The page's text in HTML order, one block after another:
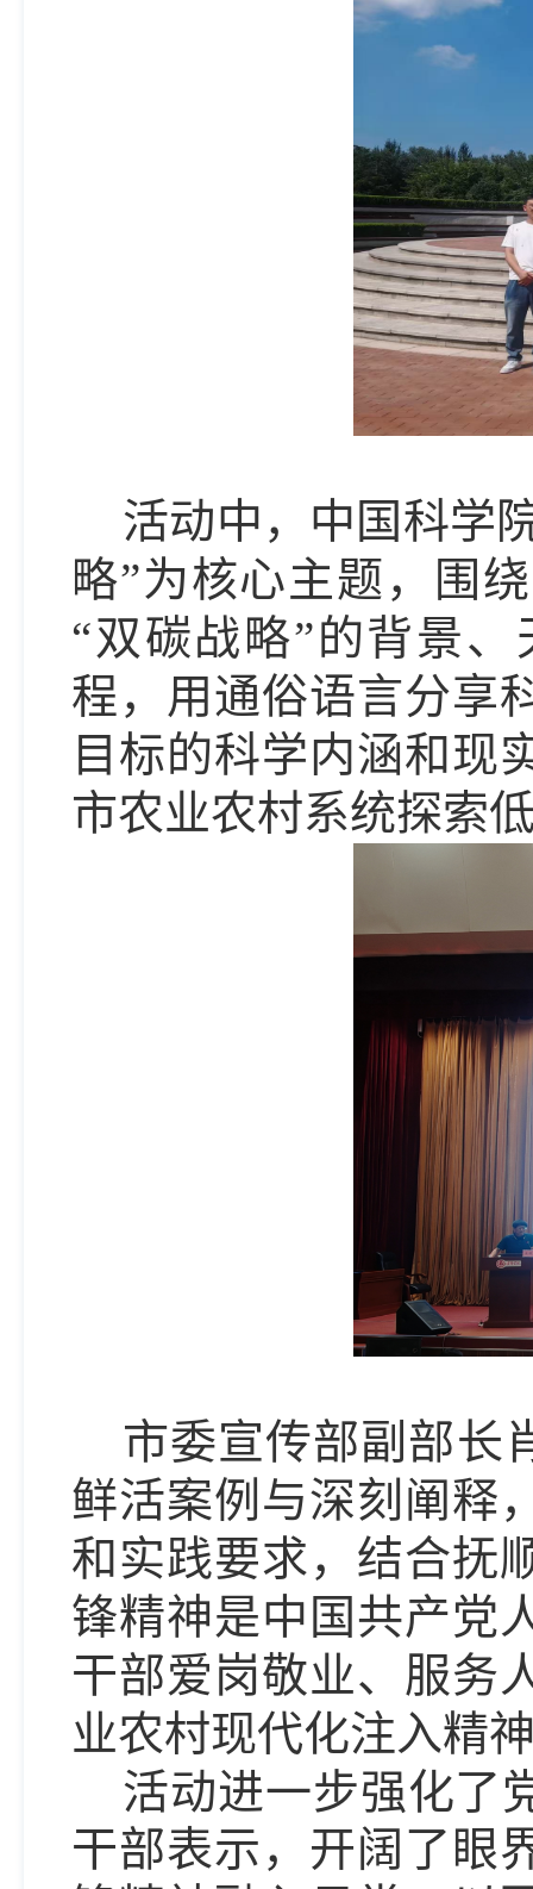
活动中，中国科学
略”为核心主题，围
“双碳战略”的背景
程，用通俗语言分享
目标的科学内涵和现
市农业农村系统探索
市委宣传部副部长
鲜活案例与深刻阐释
和实践要求，结合抚
锋精神是中国共产党
干部爱岗敬业、服务
业农村现代化注入精
活动进一步强化了
干部表示，开阔了眼